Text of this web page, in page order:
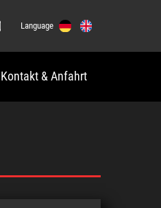
Language
Kontakt & Anfahrt